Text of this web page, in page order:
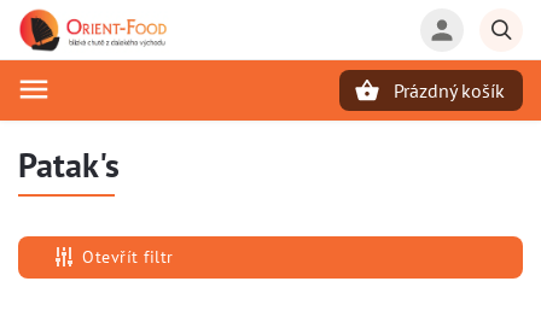
Prázdný košík
Patak's
Otevřít filtr